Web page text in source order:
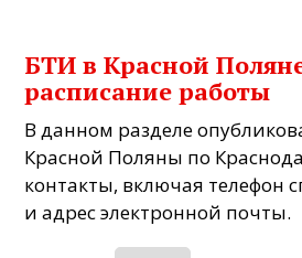
БТИ в Красной
расписание работы
В данном разделе
Красной Поляны по
контакты, включая телефон
и адрес электронной почты.